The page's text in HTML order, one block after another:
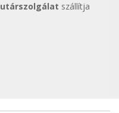
szállítja